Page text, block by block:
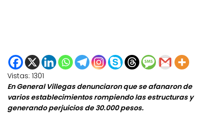
Vistas: 1301
En General Villegas denunciaron que se afanaron de
varios establecimientos rompiendo las estructuras y
generando perjuicios de 30.000 pesos.